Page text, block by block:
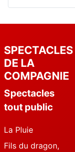
SPECTACLES
DE LA
COMPAGNIE
Spectacles
tout public
La Pluie
Fils du dragon,